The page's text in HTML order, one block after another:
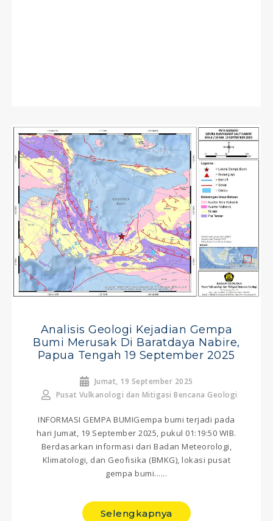
Analisis Geologi Kejadian Gempa
Bumi Merusak Di Baratdaya Nabire,
Papua Tengah 19 September 2025
Jumat, 19 September 2025
Pusat Vulkanologi dan Mitigasi Bencana Geologi
INFORMASI GEMPA BUMIGempa bumi terjadi pada
hari Jumat, 19 September 2025, pukul 01:19:50 WIB.
Berdasarkan informasi dari Badan Meteorologi,
Klimatologi, dan Geofisika (BMKG), lokasi pusat
gempa bumi......
Selengkapnya